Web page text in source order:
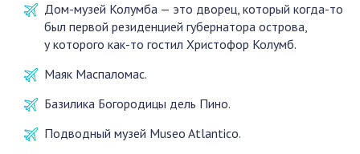
Дом-музей Колумба — это дворец, который когда-то
был первой резиденцией губернатора острова,
у которого как-то гостил Христофор Колумб.
Маяк Маспаломас.
Базилика Богородицы дель Пино.
Подводный музей Museo Atlantico.